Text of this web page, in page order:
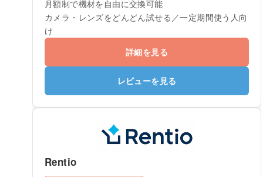
月額制で機材を自由に交換可能
カメラ・レンズをどんどん試せる／一定期間使う人向
け
詳細を見る
レビューを見る
Rentio